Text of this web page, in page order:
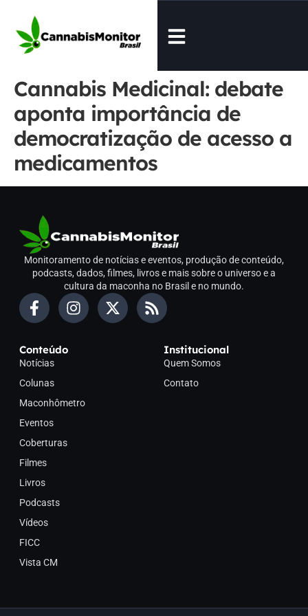
Cannabis Medicinal: debate
aponta importância de
democratização de acesso a
medicamentos
Monitoramento de notícias e eventos, produção de conteúdo,
podcasts, dados, filmes, livros e mais sobre o universo e a
cultura da maconha no Brasil e no mundo.
Conteúdo
Notícias
Colunas
Maconhômetro
Eventos
Coberturas
Filmes
Livros
Podcasts
Vídeos
FICC
Vista CM
Institucional
Quem Somos
Contato